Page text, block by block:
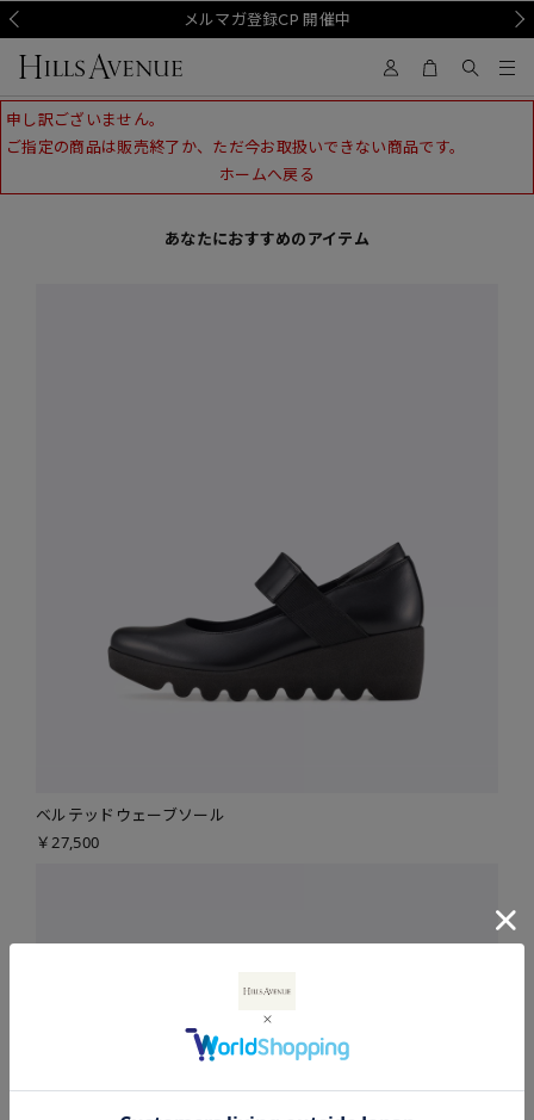
メルマガ登録CP 開催中
申し訳ございません。
ご指定の商品は販売終了か、ただ今お取扱いできない商品です。
ホームへ戻る
あなたにおすすめのアイテム
ベルテッドウェーブソール
￥27,500